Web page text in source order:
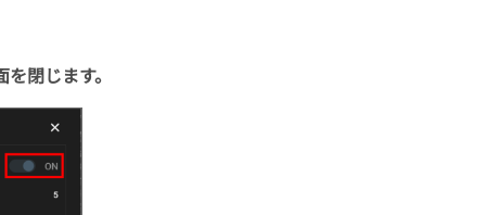
閉じます。